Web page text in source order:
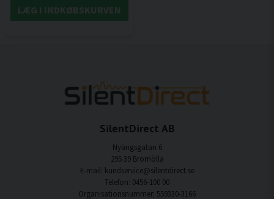
LÆG I INDKØBSKURVEN
SilentDirect AB
Nyängsgatan 6
295 39 Bromölla
E-mail: kundservice@silentdirect.se
Telefon: 0456-100 00
Organisationsnummer: 559330-3166